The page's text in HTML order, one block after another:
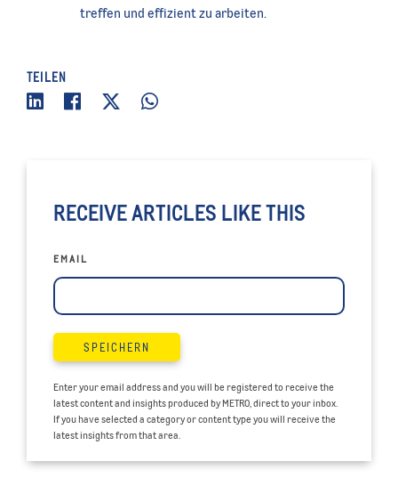
treffen und effizient zu arbeiten.
TEILEN
RECEIVE ARTICLES LIKE THIS
EMAIL
SPEICHERN
Enter your email address and you will be registered to receive the
latest content and insights produced by METRO, direct to your inbox.
If you have selected a category or content type you will receive the
latest insights from that area.